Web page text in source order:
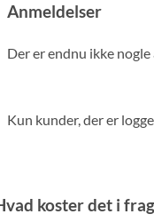
Anmeldelser
Der er endnu ikke nogle
Kun kunder, der er
koster det i